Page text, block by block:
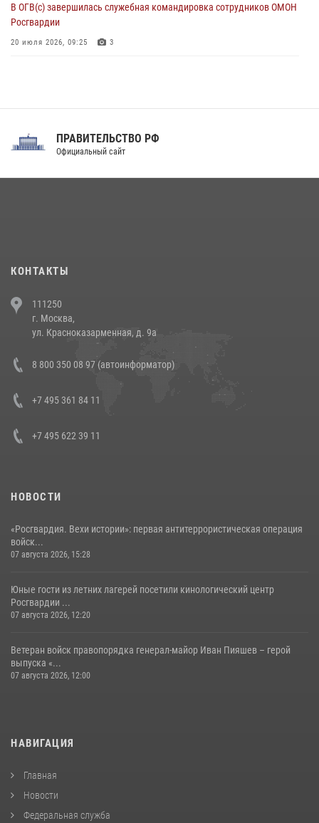
В ОГВ(с) завершилась служебная командировка сотрудников ОМОН
Росгвардии
20 июля 2026, 09:25 3
Праздник «Один день с Росгвардией» к 105-летию Центрального
напавших на бригаду скорой помощи (видео)
14 июля 2026, 12:20
В Росгвардии прошла военно-научная конференция по обобщению
боевого опыта
ПРАВИТЕЛЬСТВО РФ
Официальный сайт
КОНТАКТЫ
111250
г. Москва,
ул. Красноказарменная, д. 9а
8 800 350 08 97 (автоинформатор)
+7 495 361 84 11
+7 495 622 39 11
НОВОСТИ
«Росгвардия. Вехи истории»: первая антитеррористическая операция
войск...
07 августа 2026, 15:28
Юные гости из летних лагерей посетили кинологический центр
Росгвардии ...
07 августа 2026, 12:20
Ветеран войск правопорядка генерал-майор Иван Пияшев – герой
выпуска «...
07 августа 2026, 12:00
НАВИГАЦИЯ
Главная
Новости
Федеральная служба